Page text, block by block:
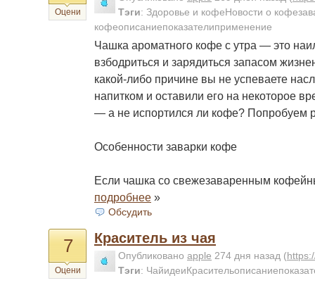
Оцени
Тэги: Здоровье и кофеНовости о
кофеописаниепоказателиприменение
Чашка ароматного кофе с утра — это
взбодриться и зарядиться запасом
какой-либо причине вы не успеваете
напитком и оставили его на некоторое
— а не испортился ли кофе? Попробуем
Особенности заварки кофе
Если чашка со свежезаваренным
подробнее »
Обсудить
7
Оцени
Краситель из чая
Опубликовано apple 274 дня назад (
Тэги: